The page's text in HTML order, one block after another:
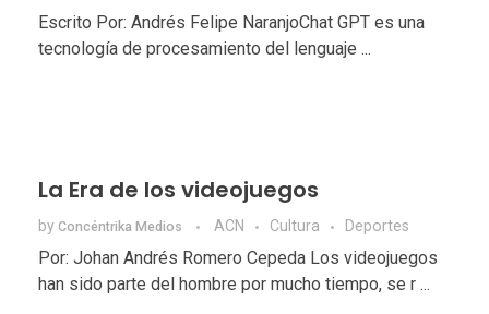
Escrito Por: Andrés Felipe NaranjoChat GPT es una
tecnología de procesamiento del lenguaje ...
La Era de los videojuegos
by Concéntrika Medios ACN Cultura Deportes
Por: Johan Andrés Romero Cepeda Los videojuegos
han sido parte del hombre por mucho tiempo, se r ...